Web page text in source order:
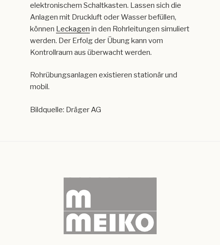
elektronischem Schaltkasten. Lassen sich die
Anlagen mit Druckluft oder Wasser befüllen,
können Leckagen in den Rohrleitungen simuliert
werden. Der Erfolg der Übung kann vom
Kontrollraum aus überwacht werden.
Rohrübungsanlagen existieren stationär und
mobil.
Bildquelle: Dräger AG